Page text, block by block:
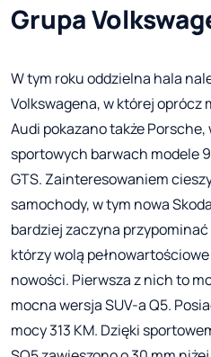
Grupa
W tym roku oddzielna hala
Volkswagena, w której oprócz
Audi pokazano także
sportowych barwach modele
GTS. Zainteresowaniem
samochody, w tym nowa
bardziej zaczyna przypominać
którzy wolą
nowości. Pierwsza z nich to
mocna wersja SUV-a Q5.
mocy 313 KM. Dzięki